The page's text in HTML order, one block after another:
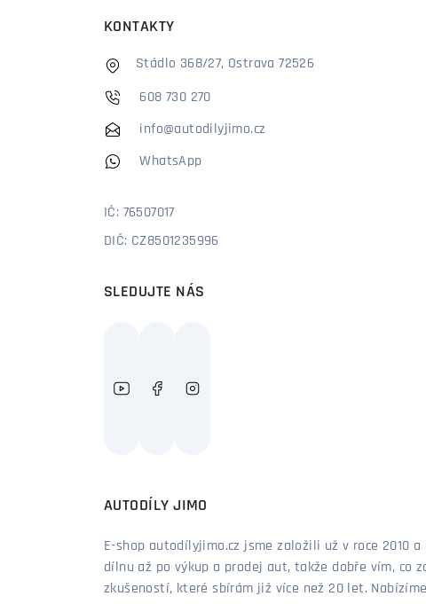
KONTAKTY
Stádlo 368/27, Ostrava 72526
608 730 270
info@autodilyjimo.cz
WhatsApp
IČ: 76507017
DIČ: CZ8501235996
SLEDUJTE NÁS
AUTODÍLY JIMO
E-shop autodílyjimo.cz jsme založili už v roce 2010
dílnu až po výkup a prodej aut, takže dobře vím, co
zkušeností, které sbírám již více než 20 let.